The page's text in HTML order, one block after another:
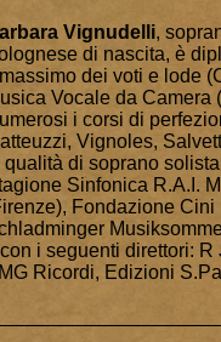
Vignudelli,
di nascita, è
dei voti e lode
Vocale da Camera
i corsi di
Vignoles,
qualità di soprano
Sinfonica R.A.I.
Fondazione
i seguenti direttori: R
Ricordi, Edizioni